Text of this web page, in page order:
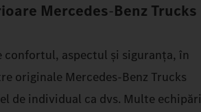
Mercedes‑Benz Trucks
confortul, aspectul și siguranța, în
originale Mercedes‑Benz Trucks
de individual ca dvs. Multe echipări